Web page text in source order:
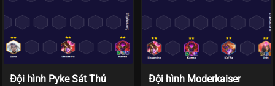
Đội hình Pyke Sát Thủ
Đội hình Moderkaiser